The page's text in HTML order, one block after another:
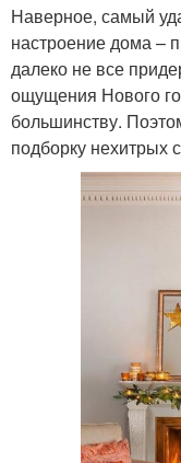
Наверное, самый
настроение дома –
далеко не все
ощущения Нового
большинству.
подборку нехитрых